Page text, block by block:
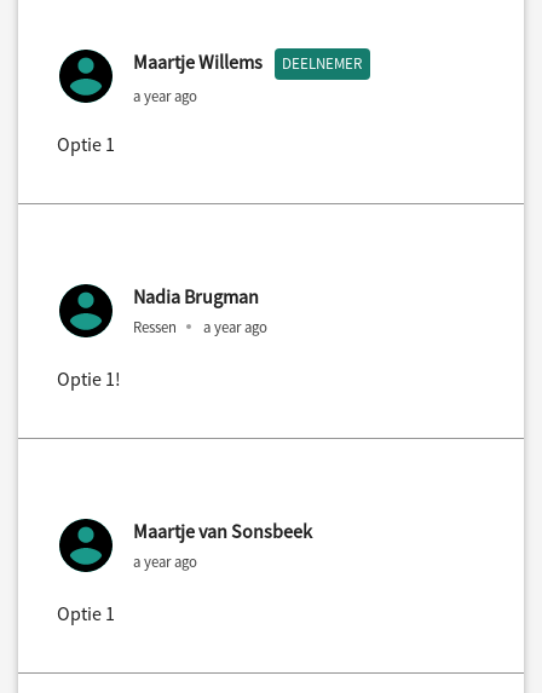
Maartje Willems DEELNEMER
a year ago
Optie 1
Nadia Brugman
Ressen a year ago
Optie 1!
Maartje van Sonsbeek
a year ago
Optie 1